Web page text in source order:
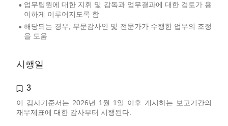
• 업무팀원에 대한 지휘 및 감독과 업무결과에 대한 검토가 용
이하게 이루어지도록 함
• 해당되는 경우, 부문감사인 및 전문가가 수행한 업무의 조정
을 도움
시행일
3
이 감사기준서는 2026년 1월 1일 이후 개시하는 보고기간의
재무제표에 대한 감사부터 시행된다.